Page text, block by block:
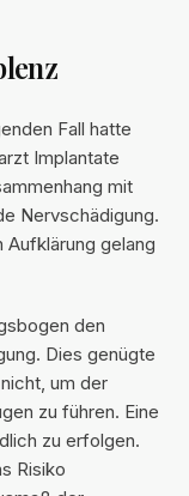
Fall hatte
Implantate
mit
Nervschädigung.
gelang
den
Dies genügte
um der
zu führen. Eine
zu erfolgen.
Risiko